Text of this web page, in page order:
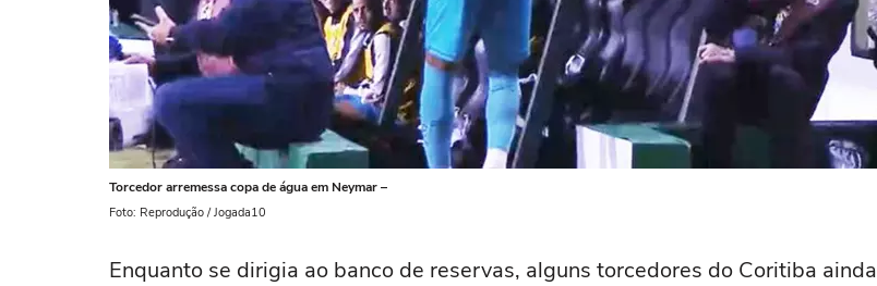
Torcedor arremessa copa de água em Neymar –
Foto: Reprodução / Jogada10
Enquanto se dirigia ao banco de reservas, alguns torcedores do Coritiba ainda